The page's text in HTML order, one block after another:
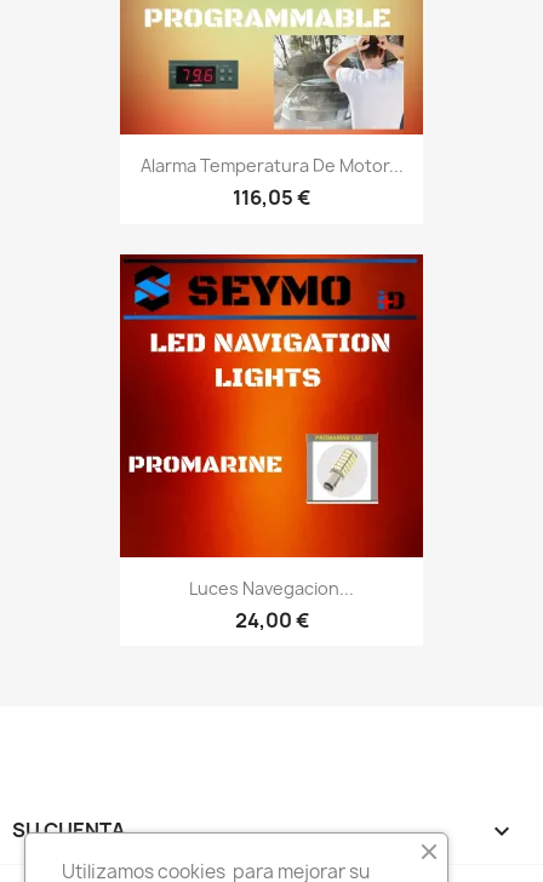
Alarma Temperatura De Motor...
116,05 €
Luces Navegacion...
24,00 €
SU CUENTA 
Utilizamos cookies para mejorar su